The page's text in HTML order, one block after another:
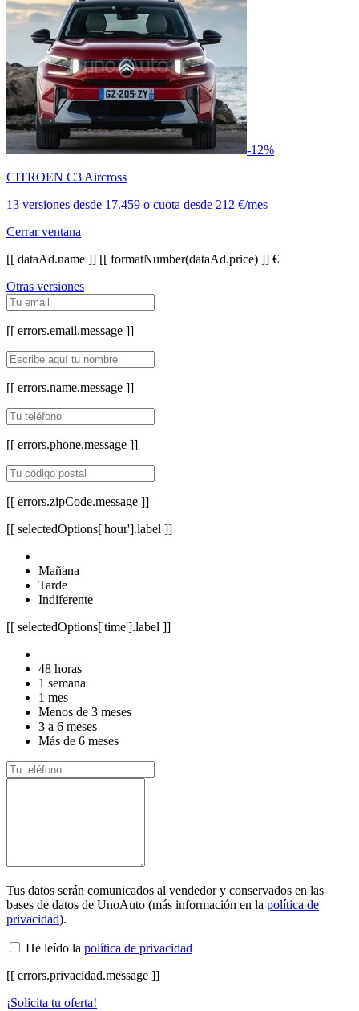
-12%
CITROEN C3 Aircross
13 versiones desde 17.459 o cuota desde 212 €/mes
Cerrar ventana
[[ dataAd.name ]] [[ formatNumber(dataAd.price) ]] €
Otras versiones
[[ errors.email.message ]]
[[ errors.name.message ]]
[[ errors.phone.message ]]
[[ errors.zipCode.message ]]
[[ selectedOptions['hour'].label ]]
Mañana
Tarde
Indiferente
[[ selectedOptions['time'].label ]]
48 horas
1 semana
1 mes
Menos de 3 meses
3 a 6 meses
Más de 6 meses
Tus datos serán comunicados al vendedor y conservados en las
bases de datos de UnoAuto (más información en la política de
privacidad).
He leído la política de privacidad
[[ errors.privacidad.message ]]
¡Solicita tu oferta!